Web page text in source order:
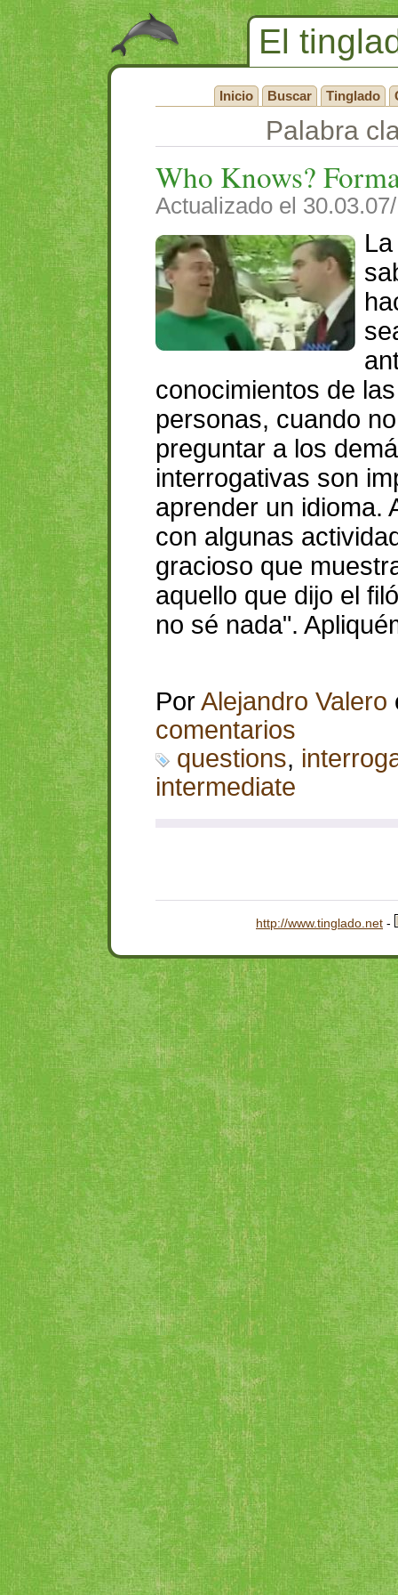
El
Inicio Buscar Tinglado
Palabra
Who Knows?
Actualizado el
conocimientos de
personas, cuando
preguntar a los
interrogativas son
aprender un idioma.
con algunas
gracioso que
aquello que dijo el
no sé nada".
PorAlejandro Valero
comentarios
questions,
intermediate
http://www.tinglado.net -